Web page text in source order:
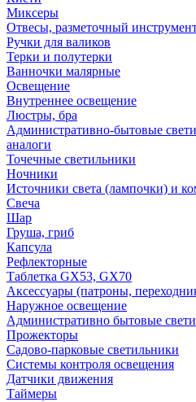
Миксеры
Отвесы, разметочный
Ручки для валиков
Терки и полутерки
Ванночки малярные
Освещение
Внутреннее освещение
Люстры, бра
Административно-бытовые
аналоги
Точечные светильники
Ночники
Источники света (лампочки) и
Свеча
Шар
Груша, гриб
Капсула
Рефлекторные
Таблетка GX53, GX70
Аксессуары (патроны,
Наружное освещение
Административно бытовые
Прожекторы
Садово-парковые светильники
Системы контроля освещения
Датчики движения
Таймеры